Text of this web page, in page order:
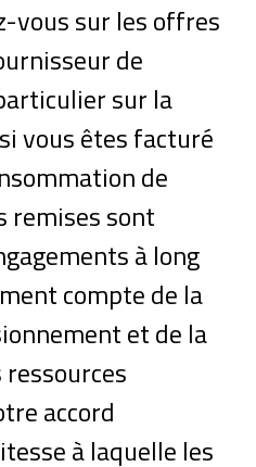
vous sur les offres
de
sur la
vous êtes facturé
de
remises sont
à long
compte de la
et de la
accord
à laquelle les